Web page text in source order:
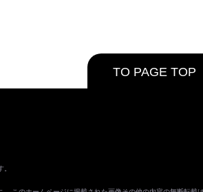
TO PAGE TOP